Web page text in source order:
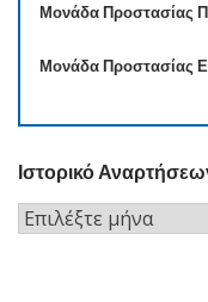
Μονάδα Προστασίας
Μονάδα Προστασίας
Ιστορικό
Ιστορικό